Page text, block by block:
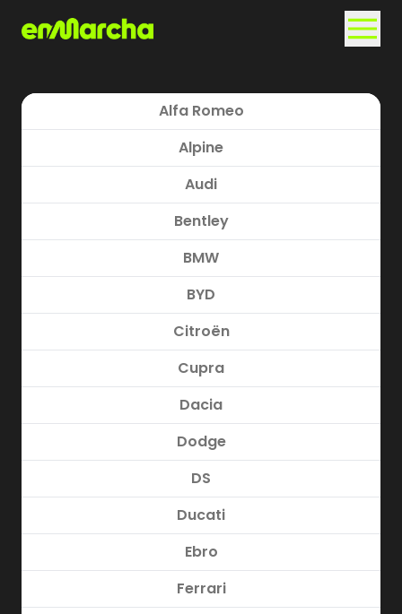
Alfa Romeo
Alpine
Audi
Bentley
BMW
BYD
Citroën
Cupra
Dacia
Dodge
DS
Ducati
Ebro
Ferrari